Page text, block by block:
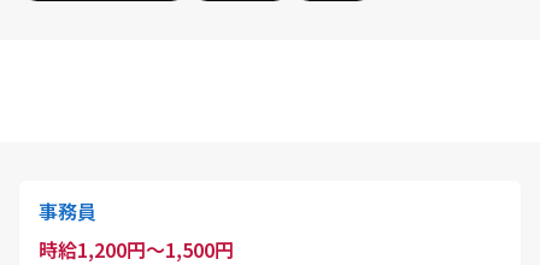
事務員
時給1,200円～1,500円